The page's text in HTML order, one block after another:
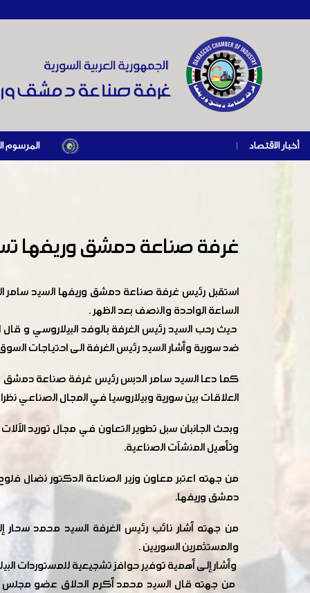
أخبار الاقتصاد | المرسوم الرئاسي رقم /69/ لعام 2026 .. دعم ضريبي للمنشآت المتضررة في إطار مسار التعافي الاقتصادي وإعادة تنشيط الإنتاج
غرفة صناعة دمشق وريفها
الساعة الواحدة والنصف بعد الظهر .
حيث رحب السيد رئيس الغرفة بالوفد البيلاروسي و قال
ضد سورية وأشار السيد رئيس الغرفة الى احتياجات
كما دعا السيد سامر الدبس رئيس غرفة صناعة دمشق
العلاقات بين سورية وبيلاروسيا في المجال الصناعي
وبحث الجانبان سبل تطوير التعاون في مجال توريد
وتأهيل المنشآت الصناعية.
من جهته اعتبر معاون وزير الصناعة الدكتور نضال
دمشق وريفها.
من جهته أشار نائب رئيس الغرفة السيد محمد سحار
والمستثمرين السوريين .
وأشار إلى أهمية توفير حوافز تشجيعية للمستوردات